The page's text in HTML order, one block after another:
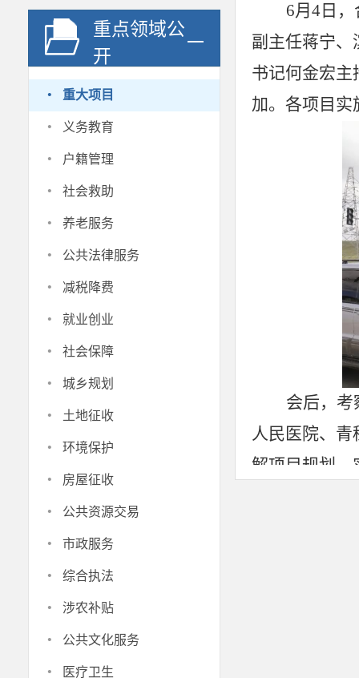
重点领域公
开
· 重大项目
· 义务教育
· 户籍管理
· 社会救助
· 养老服务
· 公共法律服务
· 减税降费
· 就业创业
· 社会保障
· 城乡规划
· 土地征收
· 环境保护
· 房屋征收
· 公共资源交易
· 市政服务
· 综合执法
· 涉农补贴
· 公共文化服务
医疗卫生
6月4日
副主任蒋宁、
书记何金宏主
加。各项目实
会后，考
人民医院、
解项目规划、